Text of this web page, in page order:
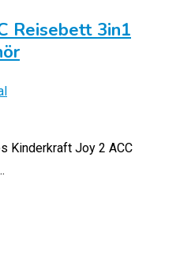
Reisebett 3in1
Kinderkraft Joy 2 ACC